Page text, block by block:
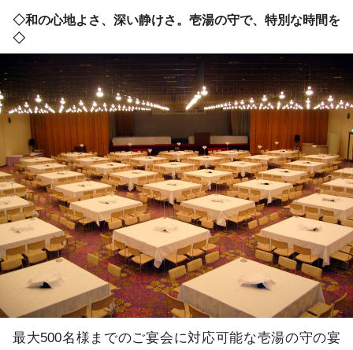
◇和の心地よさ、深い静けさ。壱湯の守で、特別な時間を
◇
最大500名様までのご宴会に対応可能な壱湯の守の宴